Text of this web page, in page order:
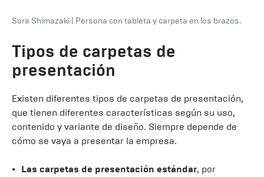
Sora Shimazaki Persona con tableta y carpeta en los brazos.
Tipos de carpetas de
presentación
Existen diferentes tipos de carpetas de presentación,
que tienen diferentes características según su uso,
contenido y variante de diseño. Siempre depende de
cómo se vaya a presentar la empresa.
Las carpetas de presentación estándar, por